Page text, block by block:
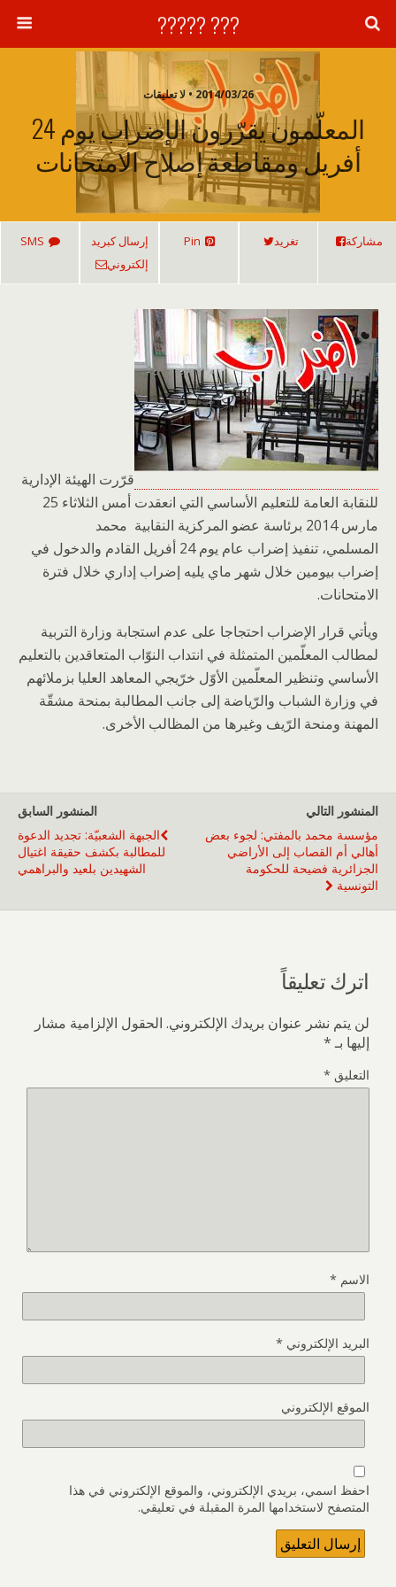
??? ?????
2014/03/26 • لا تعليقات
المعلّمون يقرّرون الإضراب يوم 24
أفريل ومقاطعة إصلاح الامتحانات
مشاركة تغريد Pin
إرسال كبريد
إلكتروني
SMS
قرّرت الهيئة الإدارية
للنقابة العامة للتعليم الأساسي التي انعقدت أمس الثلاثاء 25
مارس 2014 برئاسة عضو المركزية النقابية محمد
المسلمي، تنفيذ إضراب عام يوم 24 أفريل القادم والدخول في
إضراب بيومين خلال شهر ماي يليه إضراب إداري خلال فترة
الامتحانات.
ويأتي قرار الإضراب احتجاجا على عدم استجابة وزارة التربية
لمطالب المعلّمين المتمثلة في انتداب النوّاب المتعاقدين بالتعليم
الأساسي وتنظير المعلّمين الأوّل خرّيجي المعاهد العليا بزملائهم
في وزارة الشباب والرّياضة إلى جانب المطالبة بمنحة مشقّة
المهنة ومنحة الرّيف وغيرها من المظالب الأخرى.
المنشور السابق
الجبهة الشعبيّة: تجديد الدعوة
للمطالبة بكشف حقيقة اغتيال
الشهيدين بلعيد والبراهمي
المنشور التالي
مؤسسة محمد بالمفتي: لجوء بعض
أهالي أم القصاب إلى الأراضي
الجزائرية فضيحة للحكومة
التونسية
اترك تعليقاً
لن يتم نشر عنوان بريدك الإلكتروني. الحقول الإلزامية مشار
إليها بـ*
التعليق *
الاسم *
البريد الإلكتروني *
الموقع الإلكتروني
احفظ اسمي، بريدي الإلكتروني، والموقع الإلكتروني في هذا
المتصفح لاستخدامها المرة المقبلة في تعليقي.